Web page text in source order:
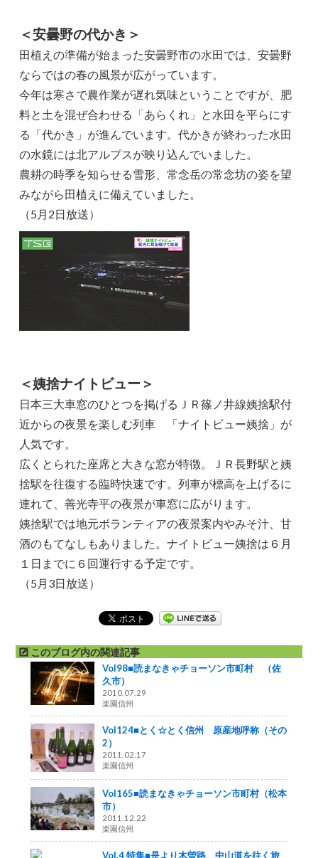
＜安曇野の代かき＞
田植えの準備が始まった安曇野市の水田では、安曇野
ならではの春の風景が広がっています。
今年は寒さで農作業が遅れ気味ということですが、肥
料と土を混ぜ合わせる「あらくれ」と水田を平らにす
る「代かき」が進んでいます。代かきが終わった水田
の水鏡には北アルプスが映り込んでいました。
農耕の時季を知らせる雪形、常念岳の常念坊の姿を望
みながら田植えに備えていました。
（5月2日放送）
＜姨捨ナイトビュー＞
日本三大車窓のひとつを掲げるＪＲ篠ノ井線姨捨駅付
近からの夜景を楽しむ列車 「ナイトビュー姨捨」が
人気です。
広くとられた座席と大きな窓が特徴。ＪＲ長野駅と姨
捨駅を往復する臨時快速です。列車が標高を上げるに
連れて、善光寺平の夜景が車窓に広がります。
姨捨駅では地元ボランティアの夜景案内やみそ汁、甘
酒のもてなしもありました。ナイトビュー姨捨は６月
１日までに６回運行する予定です。
（5月3日放送）
このブログ内の関連記事
Vol98■読まなきゃチョーソン市町村 （佐
久市）
2010.07.29
楽園信州
Vol124■とく☆とく信州 原産地呼称（その
2）
2011.02.17
楽園信州
Vol165■読まなきゃチョーソン市町村（松本
市）
2011.12.22
楽園信州
Vol.4 特集■是より木曽路、中山道を往く旅